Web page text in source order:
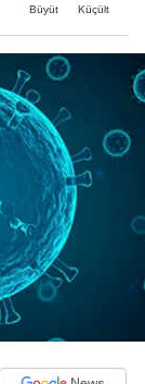
Büyüt Küçült